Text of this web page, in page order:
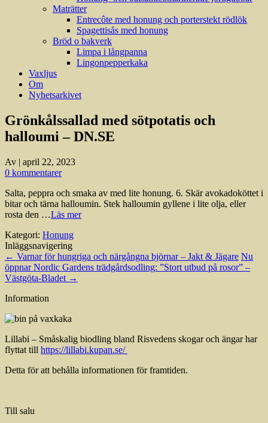
Maträtter
Entrecôte med honung och porterstekt rödlök
Spagettisås med honung
Bröd o bakverk
Limpa i långpanna
Lingonpepperkaka
Vaxljus
Om
Nyhetsarkivet
Grönkålssallad med sötpotatis och
halloumi – DN.SE
Av | april 22, 2023
0 kommentarer
Salta, peppra och smaka av med lite honung. 6. Skär avokadoköttet i
bitar och tärna halloumin. Stek halloumin gyllene i lite olja, eller
rosta den …Läs mer
Kategori: Honung
Inläggsnavigering
← Varnar för hungriga och närgångna björnar – Jakt & Jägare Nu
öppnar Nordic Gardens trädgårdsodling: ”Stort utbud på rosor” –
Västgöta-Bladet →
Information
Lillabi – Småskalig biodling bland Risvedens skogar och ängar har
flyttat till https://lillabi.kupan.se/
Detta för att behålla informationen för framtiden.
Till salu